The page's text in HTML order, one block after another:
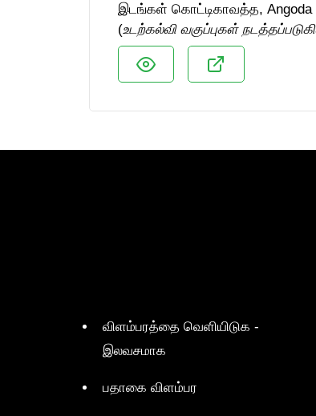
இடங்கள் கொட்டிகாவத்த, Angoda
(உடற்கல்வி வகுப்புகள்
விளம்பரத்தை வெளியிடுக -
இலவசமாக
பதாகை விளம்பர